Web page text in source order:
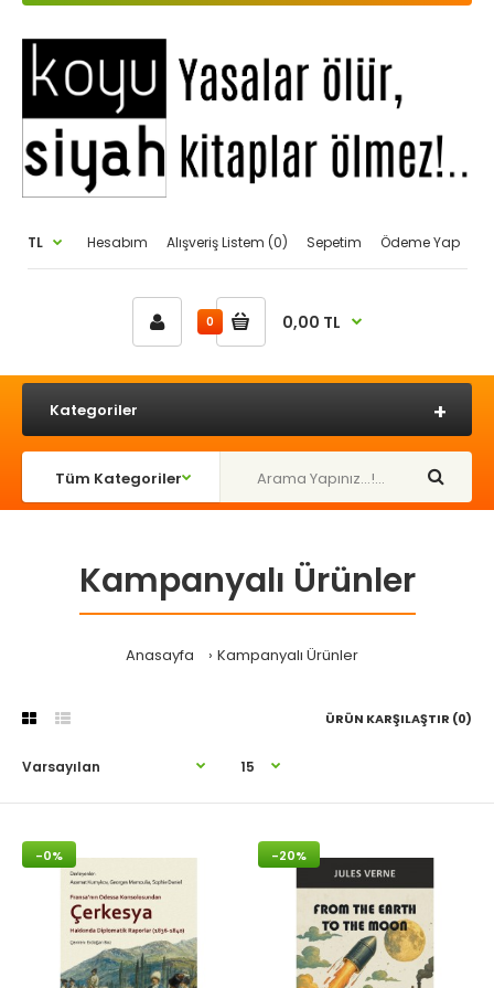
TL Hesabım Alışveriş Listem (0) Sepetim Ödeme Yap
0 0,00 TL
Kategoriler
Kampanyalı Ürünler
Anasayfa Kampanyalı Ürünler
ÜRÜN KARŞILAŞTIR (0)
-0% -20%